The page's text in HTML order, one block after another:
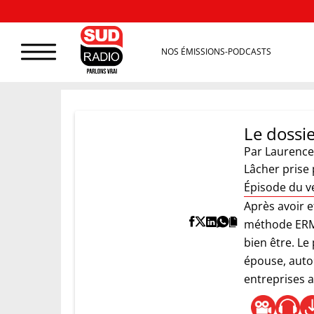
NOS ÉMISSIONS-PODCASTS
Le
Par
Lâcher prise
Épisode du
Après avoir
méthode
bien être.
épouse,
entreprises